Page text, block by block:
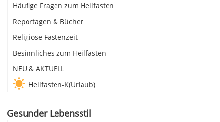
Häufige Fragen zum Heilfasten
Reportagen & Bücher
Religiöse Fastenzeit
Besinnliches zum Heilfasten
NEU & AKTUELL
Heilfasten-K(Urlaub)
Gesunder Lebensstil